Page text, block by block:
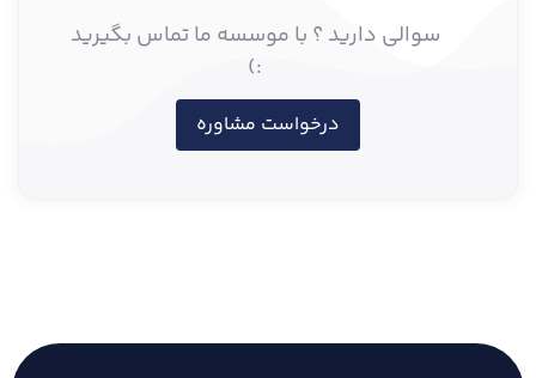
سوالی دارید ؟ با موسسه ما تماس بگیرید
:)
درخواست مشاوره